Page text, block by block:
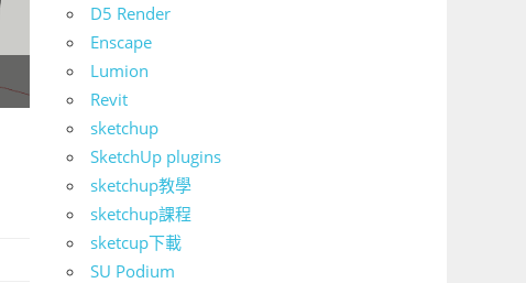
D5 Render
Enscape
Lumion
Revit
sketchup
SketchUp plugins
sketchup教學
sketchup課程
sketcup下載
SU Podium